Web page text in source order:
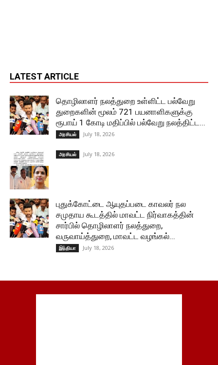
LATEST ARTICLE
தொழிலாளர் நலத்துறை உள்ளிட்ட பல்வேறு
துறைகளின் மூலம் 721 பயனாளிகளுக்கு
ரூபாய் 1 கோடி மதிப்பில் பல்வேறு நலத்திட்ட...
அரசியல் July 18, 2026
அரசியல் July 18, 2026
புதுக்கோட்டை ஆயுதப்படை காவலர் நல
சமுதாய கூடத்தில் மாவட்ட நிர்வாகத்தின்
சார்பில் தொழிலாளர் நலத்துறை,
வருவாய்த்துறை, மாவட்ட வழங்கல்...
இந்தியா July 18, 2026